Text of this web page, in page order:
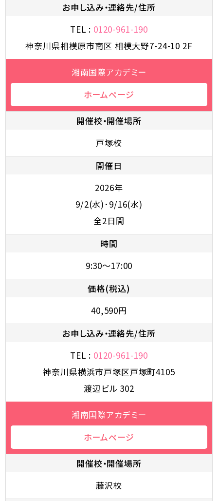
お申し込み・連絡先/住所
TEL : 0120-961-190
神奈川県相模原市南区 相模大野7-24-10 2F
湘南国際アカデミー
ホームページ
開催校・開催場所
戸塚校
開催日
2026年
9/2(水)･9/16(水)
全2日間
時間
9:30～17:00
価格(税込)
40,590円
お申し込み・連絡先/住所
TEL : 0120-961-190
神奈川県横浜市戸塚区戸塚町4105
渡辺ビル 302
湘南国際アカデミー
ホームページ
開催校・開催場所
藤沢校